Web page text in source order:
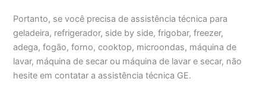
Portanto, se você precisa de assistência técnica para
geladeira, refrigerador, side by side, frigobar, freezer,
adega, fogão, forno, cooktop, microondas, máquina de
lavar, máquina de secar ou máquina de lavar e secar, não
hesite em contatar a assistência técnica GE.